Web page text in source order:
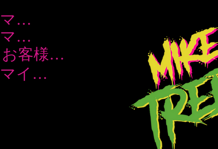
マイク・トレビルコックの略歴
お客様の声
マイク・トレビルコックの略歴
マイク・トレビルコックの略歴